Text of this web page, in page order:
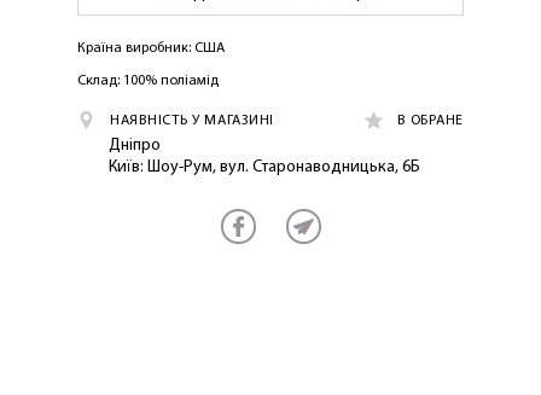
Країна виробник: США
Склад: 100% поліамід
НАЯВНІСТЬ У МАГАЗИНІ В ОБРАНЕ
Дніпро
Київ: Шоу-Рум, вул. Старонаводницька, 6Б